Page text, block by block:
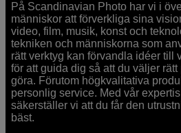
På Scandinavian Photo har vi i
människor att förverkliga sina
video, film, musik, konst och
tekniken och människorna som
rätt verktyg kan förvandla idéer till
för att guida dig så att du väljer rätt
göra. Förutom högkvalitativa
personlig service. Med vår
säkerställer vi att du får den
bäst.